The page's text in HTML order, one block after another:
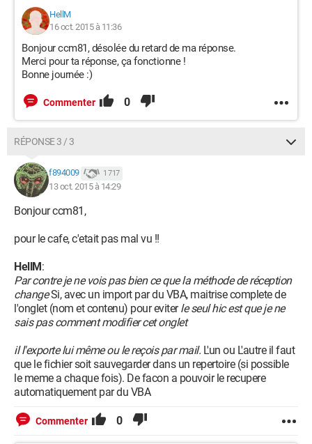
HellM
16 oct. 2015 à 11:36
Bonjour ccm81, désolée du retard de ma réponse.
Merci pour ta réponse, ça fonctionne !
Bonne journée :)
Commenter 0
RÉPONSE 3 / 3
f894009 1 717
13 oct. 2015 à 14:29
Bonjour ccm81,
pour le cafe, c'etait pas mal vu !!
HellM:
Par contre je ne vois pas bien ce que la méthode de réception
changeSi, avec un import par du VBA, maitrise complete de
l'onglet (nom et contenu) pour eviterle seul hic est que je ne
sais pas comment modifier cet onglet
il l'exporte lui même ou le reçois par mail. L'un ou L'autre il faut
que le fichier soit sauvegarder dans un repertoire (si possible
le meme a chaque fois). De facon a pouvoir le recupere
automatiquement par du VBA
Commenter 0